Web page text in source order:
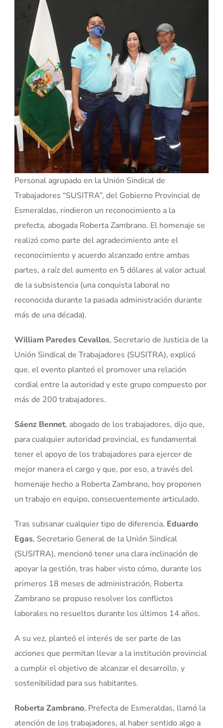
Personal agrupado en la Unión Sindical de
Trabajadores “SUSITRA”, del Gobierno Provincial de
Esmeraldas, rindieron un reconocimiento a la
prefecta, abogada Roberta Zambrano. El homenaje se
realizó como parte del agradecimiento ante el
reconocimiento y acuerdo alcanzado entre ambas
partes, a raíz del aumento en 5 dólares al valor actual
de la subsistencia (una conquista laboral no
reconocida durante la pasada administración durante
más de una década).
William Paredes Cevallos, Secretario de Justicia de la
Unión Sindical de Trabajadores (SUSITRA), explicó
que, el evento planteó el promover una relación
cordial entre la autoridad y este grupo compuesto por
más de 200 trabajadores.
Sáenz Bennet, abogado de los trabajadores, dijo que,
para cualquier autoridad provincial, es fundamental
tener el apoyo de los trabajadores para ejercer de
mejor manera el cargo y que, por eso, a través del
homenaje hecho a Roberta Zambrano, hoy proponen
un trabajo en equipo, consecuentemente articulado.
Tras subsanar cualquier tipo de diferencia, Eduardo
Egas, Secretario General de la Unión Sindical
(SUSITRA), mencionó tener una clara inclinación de
apoyar la gestión, tras haber visto cómo, durante los
primeros 18 meses de administración, Roberta
Zambrano se propuso resolver los conflictos
laborales no resueltos durante los últimos 14 años.
A su vez, planteó el interés de ser parte de las
acciones que permitan llevar a la institución provincial
a cumplir el objetivo de alcanzar el desarrollo, y
sostenibilidad para sus habitantes.
Roberta Zambrano, Prefecta de Esmeraldas, llamó la
atención de los trabajadores, al haber sentido algo a